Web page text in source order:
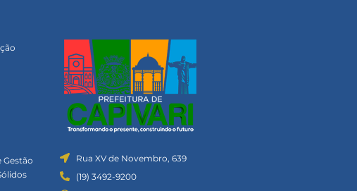
Rua XV de Novembro, 639
(19) 3492-9200